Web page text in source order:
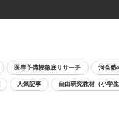
医専予備校徹底リサーチ 河合塾
人気記事 自由研究教材（小学生